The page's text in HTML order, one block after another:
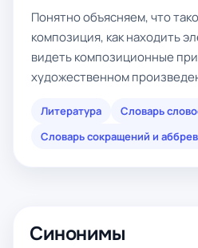
Понятно объясняем, что
композиция, как находить
видеть композиционные
художественном
Литература
Словарь
Словарь сокращений и
Синонимы